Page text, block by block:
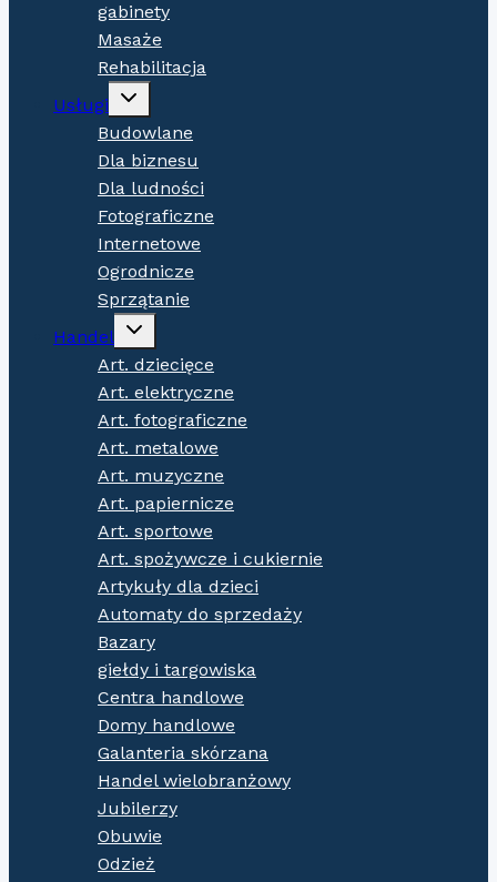
gabinety
Masaże
Rehabilitacja
Usługi
Expand
menu
Budowlane
Dla biznesu
Dla ludności
Fotograficzne
Internetowe
Ogrodnicze
Sprzątanie
Handel
Expand
menu
Art. dziecięce
Art. elektryczne
Art. fotograficzne
Art. metalowe
Art. muzyczne
Art. papiernicze
Art. sportowe
Art. spożywcze i cukiernie
Artykuły dla dzieci
Automaty do sprzedaży
Bazary
giełdy i targowiska
Centra handlowe
Domy handlowe
Galanteria skórzana
Handel wielobranżowy
Jubilerzy
Obuwie
Odzież